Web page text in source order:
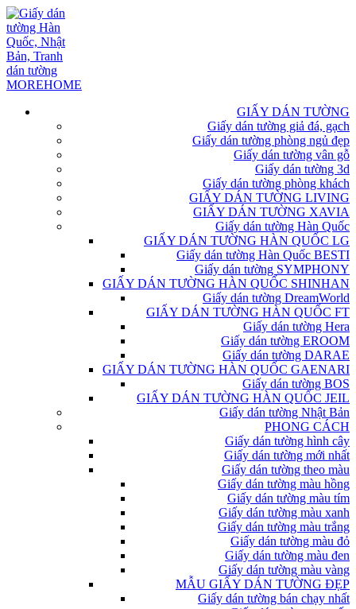
GIẤY DÁN TƯỜNG
Giấy dán tường giả đá, gạch
Giấy dán tường phòng ngủ đẹp
Giấy dán tường vân gỗ
Giấy dán tường 3d
Giấy dán tường phòng khách
GIẤY DÁN TƯỜNG LIVING
GIẤY DÁN TƯỜNG XAVIA
Giấy dán tường Hàn Quốc
GIẤY DÁN TƯỜNG HÀN QUỐC LG
Giấy dán tường Hàn Quốc BESTI
Giấy dán tường SYMPHONY
GIẤY DÁN TƯỜNG HÀN QUỐC SHINHAN
Giấy dán tường DreamWorld
GIẤY DÁN TƯỜNG HÀN QUỐC FT
Giấy dán tường Hera
Giấy dán tường EROOM
Giấy dán tường DARAE
GIẤY DÁN TƯỜNG HÀN QUỐC GAENARI
Giấy dán tường BOS
GIẤY DÁN TƯỜNG HÀN QUỐC JEIL
Giấy dán tường Nhật Bản
PHONG CÁCH
Giấy dán tường hình cây
Giấy dán tường mới nhất
Giấy dán tường theo màu
Giấy dán tường màu hồng
Giấy dán tường màu tím
Giấy dán tường màu xanh
Giấy dán tường màu trắng
Giấy dán tường màu đỏ
Giấy dán tường màu đen
Giấy dán tường màu vàng
MẪU GIẤY DÁN TƯỜNG ĐẸP
Giấy dán tường bán chạy nhất